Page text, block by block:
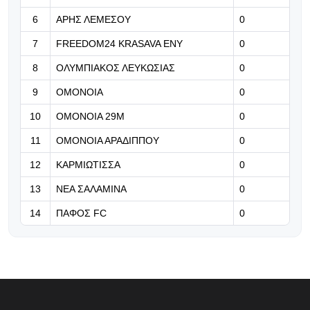
Ετοιμάζει πρόταση €30 εκατ. για τον
Ρομέρο (pic)
06.08.2026 | 19:10
Τα πρώτα κλικς από τη «Ρεντ
Μπουλ Αρένα»!
6 ΑΡΗΣ ΛΕΜΕΣΟΥ 0
7 FREEDOM24 KRASAVA ΕΝΥ 0
8 ΟΛΥΜΠΙΑΚΟΣ ΛΕΥΚΩΣΙΑΣ 0
9 ΟΜΟΝΟΙΑ 0
10 ΟΜΟΝΟΙΑ 29Μ 0
11 ΟΜΟΝΟΙΑ ΑΡΑΔΙΠΠΟΥ 0
12 ΚΑΡΜΙΩΤΙΣΣΑ 0
13 ΝΕΑ ΣΑΛΑΜΙΝΑ 0
14 ΠΑΦΟΣ FC 0